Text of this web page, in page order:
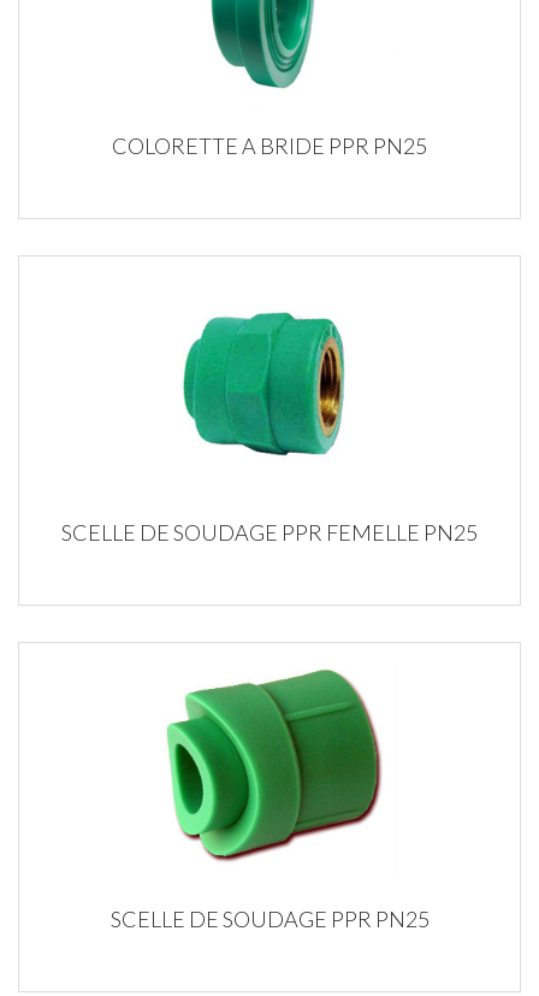
COLORETTE A BRIDE PPR PN25
SCELLE DE SOUDAGE PPR FEMELLE PN25
SCELLE DE SOUDAGE PPR PN25